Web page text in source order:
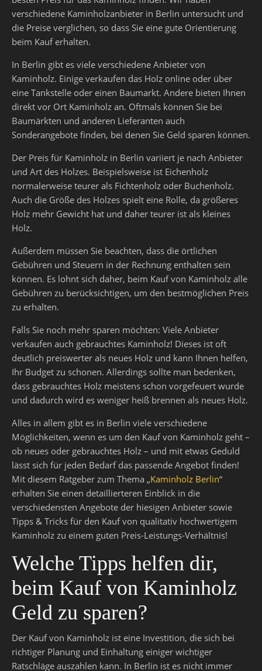
verschiedene Kaminholzanbieter in Berlin untersucht und
die Preise verglichen, so dass Sie eine gute Orientierung
beim Kauf erhalten.
In Berlin gibt es viele verschiedene Anbieter von
Kaminholz. Einige verkaufen das Holz online oder über
eine Tankstelle oder einen Baumarkt. Andere bieten Ihnen
direkt vor Ort Kaminholz an. Oftmals können Sie bei
Baumärkten und anderen Lieferanten auch
Sonderangebote finden, bei denen Sie Geld sparen können.
Der Preis für Kaminholz in Berlin variiert je nach Anbieter
und Art des Holzes. Beispielsweise ist Eichenholz
normalerweise teurer als Fichtenholz oder Buchenholz.
Auch die Größe des Holzes spielt eine Rolle, da größeres
Holz mehr Gewicht hat und daher teurer ist als kleines
Holz.
Außerdem müssen Sie beachten, dass die örtlichen
Gebühren und Steuern in der Rechnung enthalten sein
können. Es lohnt sich daher, beim Kauf von Kaminholz alle
Gebühren zu berücksichtigen, um den bestmöglichen Preis
zu erhalten.
Falls Sie noch mehr sparen möchten: Viele Anbieter
verkaufen auch gebrauchtes Kaminholz! Dieses ist oft
deutlich preiswerter als neues Holz und kann Ihnen helfen,
Ihr Budget zu schonen. Allerdings sollte man bedenken,
dass gebrauchtes Holz meistens schon vorgefeuert wurde
und dadurch wird es weniger heiß brennen als neues Holz.
Alles in allem gibt es in Berlin viele verschiedene
Möglichkeiten, wenn es um den Kauf von Kaminholz geht –
ob neues oder gebrauchtes Holz – und mit etwas Geduld
lässt sich für jeden Bedarf das passende Angebot finden!
Mit diesem Ratgeber zum Thema „Kaminholz Berlin“
erhalten Sie einen detaillierteren Einblick in die
verschiedensten Angebote der hiesigen Anbieter sowie
Tipps & Tricks für den Kauf von qualitativ hochwertigem
Kaminholz zu einem guten Preis-Leistungs-Verhältnis!
Welche Tipps helfen dir,
beim Kauf von Kaminholz
Geld zu sparen?
Der Kauf von Kaminholz ist eine Investition, die sich bei
richtiger Planung und Einhaltung einiger wichtiger
Ratschläge auszahlen kann. In Berlin ist es nicht immer